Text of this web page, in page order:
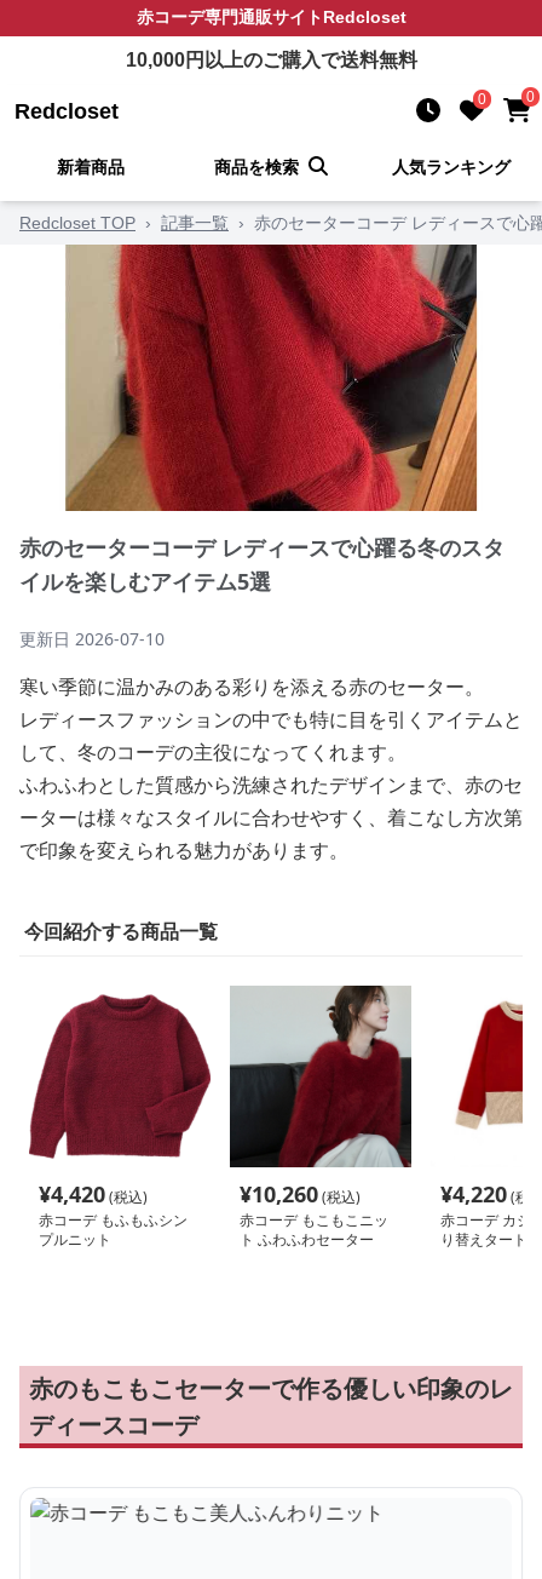
赤コーデ専門通販サイトRedcloset
10,000円以上のご購入で送料無料
Redcloset 0 0
新着商品 商品を検索 人気ランキング
Redcloset TOP › 記事一覧 › 赤のセーターコーデ レディースで心
赤のセーターコーデ レディースで心躍る冬のスタ
イルを楽しむアイテム5選
更新日 2026-07-10
寒い季節に温かみのある彩りを添える赤のセーター。
レディースファッションの中でも特に目を引くアイテムと
して、冬のコーデの主役になってくれます。
ふわふわとした質感から洗練されたデザインまで、赤のセ
ーターは様々なスタイルに合わせやすく、着こなし方次第
で印象を変えられる魅力があります。
今回紹介する商品一覧
¥4,420(税込)
赤コーデ もふもふシン
プルニット
¥10,260(税込)
赤コーデ もこもこニッ
ト ふわふわセーター
¥4,220(税
赤コーデ カジ
り替えタート
赤のもこもこセーターで作る優しい印象のレ
ディースコーデ